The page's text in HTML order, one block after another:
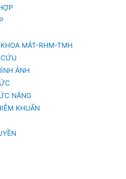
MẮT-RHM-TMH
ẢNH
NĂNG
KHUẨN